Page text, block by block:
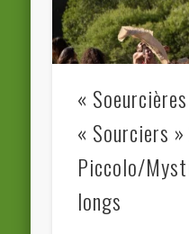
«
« Sourciers
Piccolo/
longs